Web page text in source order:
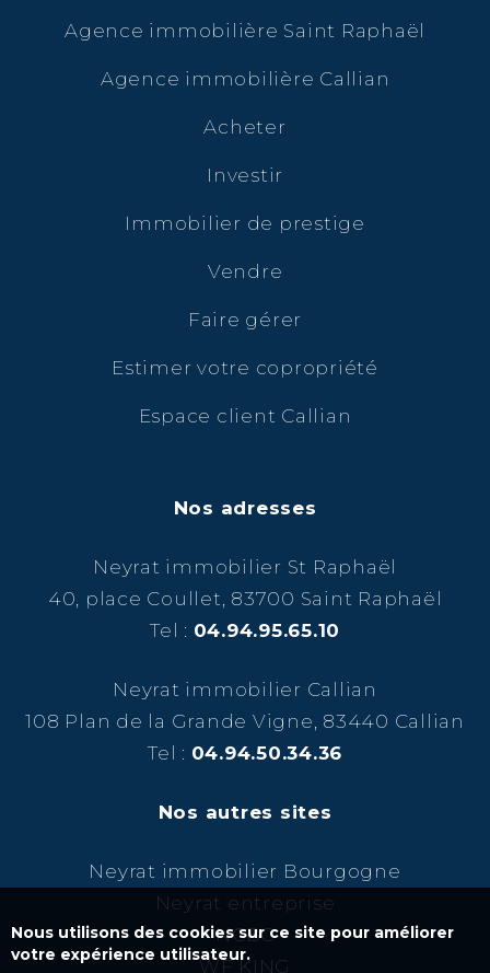
Agence immobilière Saint Raphaël
Agence immobilière Callian
Acheter
Investir
Immobilier de prestige
Vendre
Faire gérer
Estimer votre copropriété
Espace client Callian
Nos adresses
Neyrat immobilier St Raphaël
40, place Coullet, 83700 Saint Raphaël
Tel : 04.94.95.65.10
Neyrat immobilier Callian
108 Plan de la Grande Vigne, 83440 Callian
Tel : 04.94.50.34.36
Nos autres sites
Neyrat immobilier Bourgogne
Neyrat entreprise
NCBC
WF KING
Nous utilisons des cookies sur ce site pour améliorer
votre expérience utilisateur.